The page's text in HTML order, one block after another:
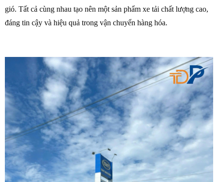
gió. Tất cả cùng nhau tạo nên một sản phẩm xe tải chất lượng cao,
đáng tin cậy và hiệu quả trong vận chuyển hàng hóa.